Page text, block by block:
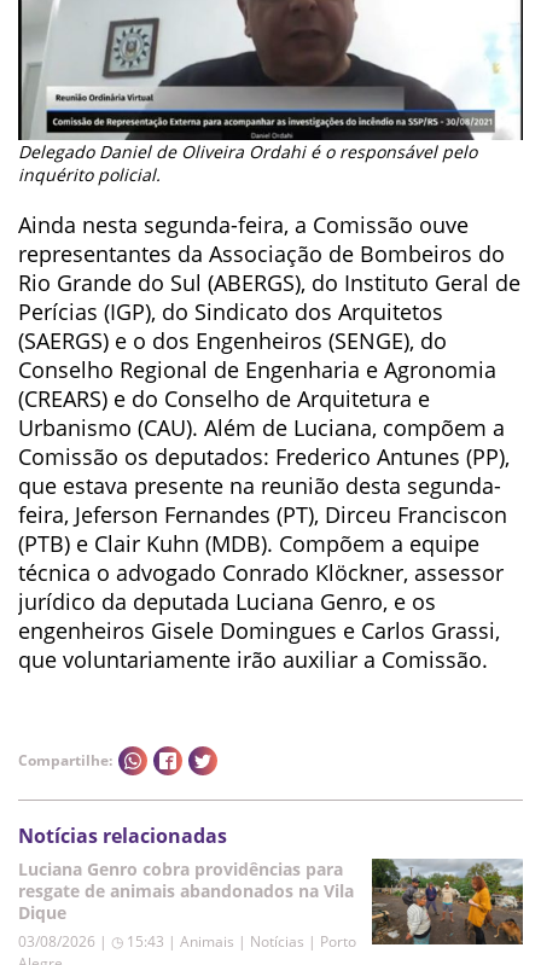
Delegado Daniel de Oliveira Ordahi é o responsável pelo
inquérito policial.
Ainda nesta segunda-feira, a Comissão ouve
representantes da Associação de Bombeiros do
Rio Grande do Sul (ABERGS), do Instituto Geral de
Perícias (IGP), do Sindicato dos Arquitetos
(SAERGS) e o dos Engenheiros (SENGE), do
Conselho Regional de Engenharia e Agronomia
(CREARS) e do Conselho de Arquitetura e
Urbanismo (CAU). Além de Luciana, compõem a
Comissão os deputados: Frederico Antunes (PP),
que estava presente na reunião desta segunda-
feira, Jeferson Fernandes (PT), Dirceu Franciscon
(PTB) e Clair Kuhn (MDB). Compõem a equipe
técnica o advogado Conrado Klöckner, assessor
jurídico da deputada Luciana Genro, e os
engenheiros Gisele Domingues e Carlos Grassi,
que voluntariamente irão auxiliar a Comissão.
Compartilhe:
Notícias relacionadas
Luciana Genro cobra providências para
resgate de animais abandonados na Vila
Dique
03/08/2026 | ◷ 15:43 | Animais | Notícias | Porto